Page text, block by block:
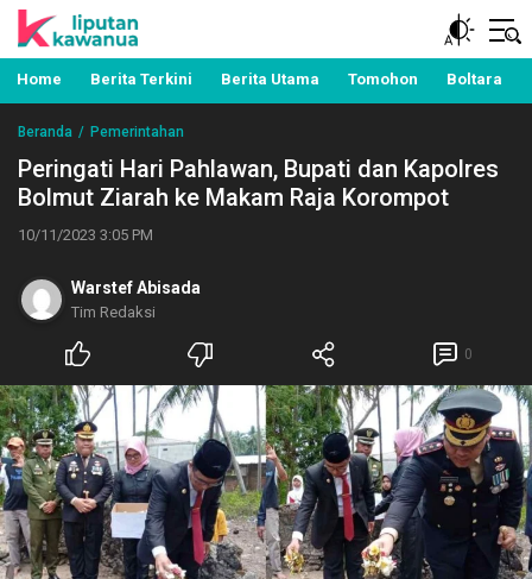
Liputan Kawanua
Berita Manado, Sulawesi Utara, Kawanua, Politik,
Pemerintahan, Hukum Kriminal dan Nasional
Home Berita Terkini Berita Utama Tomohon Boltara
Beranda Pemerintahan
Peringati Hari Pahlawan, Bupati dan Kapolres
Bolmut Ziarah ke Makam Raja Korompot
10/11/2023 3:05 PM
Warstef Abisada
Tim Redaksi
0